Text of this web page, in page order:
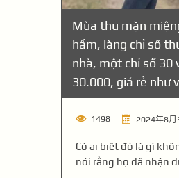
Mùa thu mặn
hầm, làng chỉ số
nhà, một chỉ số 30
30.000, giá rẻ như
1498 2024年8月
Có ai biết đó là gì
nói rằng họ đã nhận